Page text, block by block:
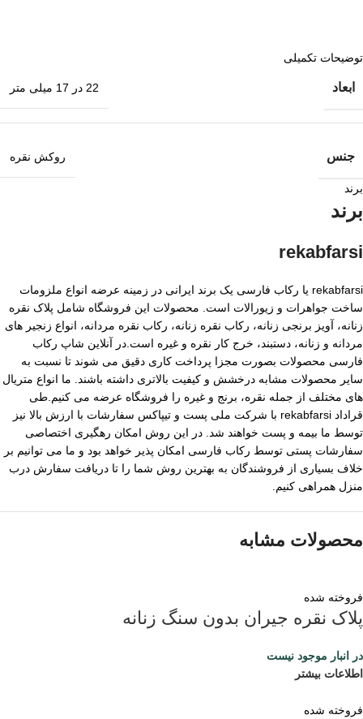
توضیحات تکمیلی
ابعاد 22 در 17 میلی متر
جنس روکش نقره
برند
برند
rekabfarsi
rekabfarsi یا رکاب فارسی یک برند ایرانی در زمینه عرضه انواع ملزومات
ساخت جواهرات و زیورالات است. محصولات این فروشگاه شامل پلاک نقره
زنانه، آویز برنجی زنانه، رکاب نقره زنانه، رکاب نقره مردانه، انواع زنجیر های
مردانه و زنانه، دستبند، خرج کار نقره و غیره است.در آنلاین شاپ رکاب
فارسی محصولات بصورت مجزا پرداخت کاری دقیق می شوند تا نسبت به
سایر محصولات مشابه درخشش و کیفیت بالاتری داشته باشند. ما انواع متریال
های مختلف از جمله نقره، برنج و غیره را فروشگاه عرضه می کنیم.طی
قراداد rekabfarsi با شرکت ملی پست و تیپاکس سفارشات با ارزش بالا نیز
توسط ما بیمه و پست خواهند شد. در این روش امکان رهگیری اختصاصی
سفارشات پستی توسط رکاب فارسی امکان پذیر خواهد بود و ما می توانیم بر
خلاف بسیاری از فروشندگان به بهترین روش شما را تا دریافت سفارش درب
منزل همراهی کنیم.
محصولات مشابه
فروخته شده
پلاک نقره جیران بدون سنگ زنانه
در انبار موجود نیست
اطلاعات بیشتر
فروخته شده